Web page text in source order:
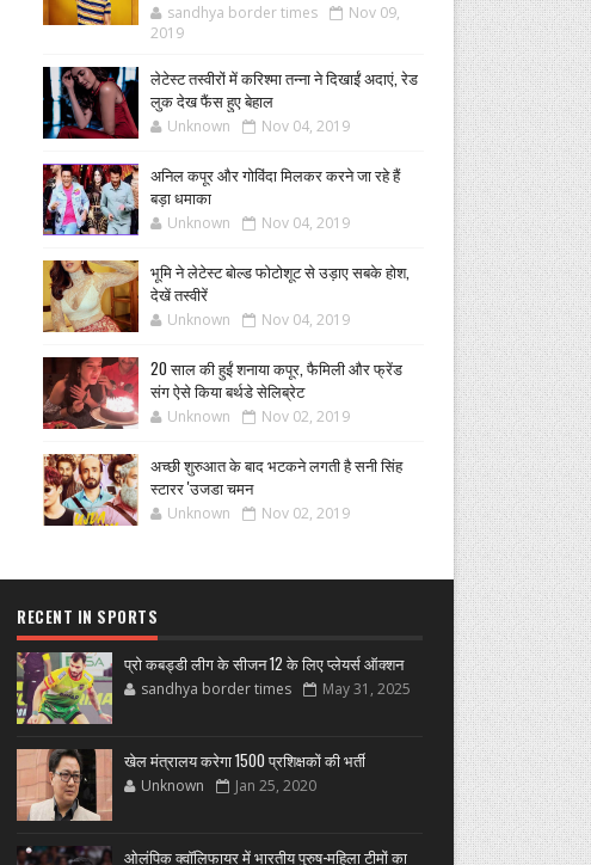
sandhya border times
Nov 09,
2019
लेटेस्ट तस्वीरों में करिश्मा तन्ना ने दिखाईं अदाएं, रेड
लुक देख फैंस हुए बेहाल
Unknown Nov 04, 2019
अनिल कपूर और गोविंदा मिलकर करने जा रहे हैं
बड़ा धमाका
Unknown Nov 04, 2019
भूमि ने लेटेस्ट बोल्ड फोटोशूट से उड़ाए सबके होश,
देखें तस्वीरें
Unknown Nov 04, 2019
20 साल की हुईं शनाया कपूर, फैमिली और फ्रेंड
संग ऐसे किया बर्थडे सेलिब्रेट
Unknown Nov 02, 2019
अच्छी शुरुआत के बाद भटकने लगती है सनी सिंह
स्टारर 'उजडा चमन
Unknown Nov 02, 2019
RECENT IN SPORTS
प्रो कबड्डी लीग के सीजन 12 के लिए प्लेयर्स ऑक्शन
sandhya border times May 31, 2025
खेल मंत्रालय करेगा 1500 प्रशिक्षकों की भर्ती
Unknown Jan 25, 2020
ओलंपिक क्वॉलिफायर में भारतीय पुरुष-महिला टीमों का